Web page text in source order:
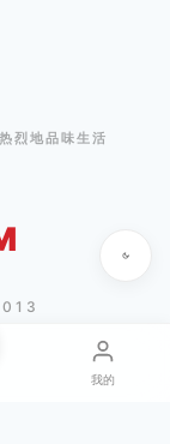
地品味生活
我的